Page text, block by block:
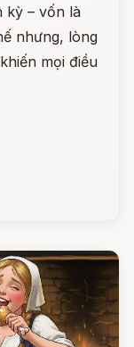
kỳ – vốn là
nhưng, lòng
mọi điều